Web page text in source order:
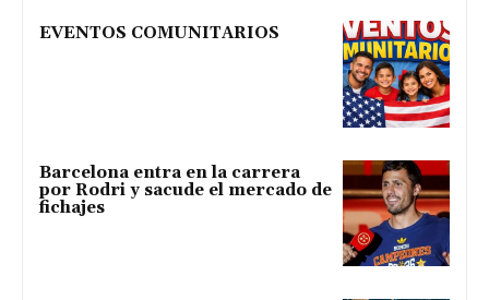
EVENTOS COMUNITARIOS
Barcelona entra en la carrera
por Rodri y sacude el mercado de
fichajes